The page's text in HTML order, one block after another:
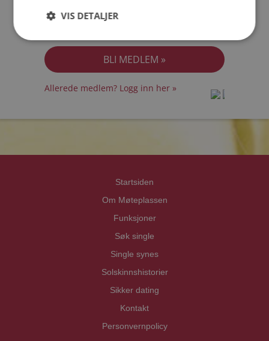
Jeg akseptererMedlemsvilkårene
Allerede medlem? Logg inn her »
Startsiden
Om Møteplassen
Funksjoner
Søk single
Single synes
Solskinnshistorier
Sikker dating
Kontakt
Personvernpolicy
VIS DETALJER